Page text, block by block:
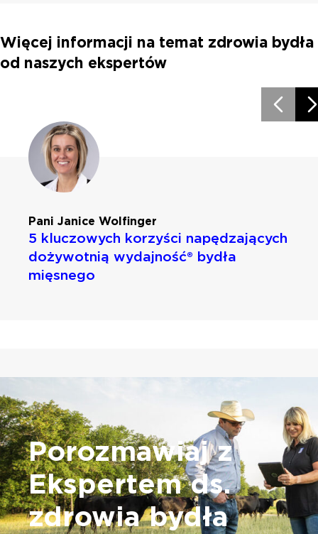
Więcej informacji na temat zdrowia bydła
od naszych ekspertów
Pani Janice Wolfinger
5 kluczowych korzyści napędzających
dożywotnią wydajność® bydła
mięsnego
Porozmawiaj z
Ekspertem ds.
zdrowia bydła